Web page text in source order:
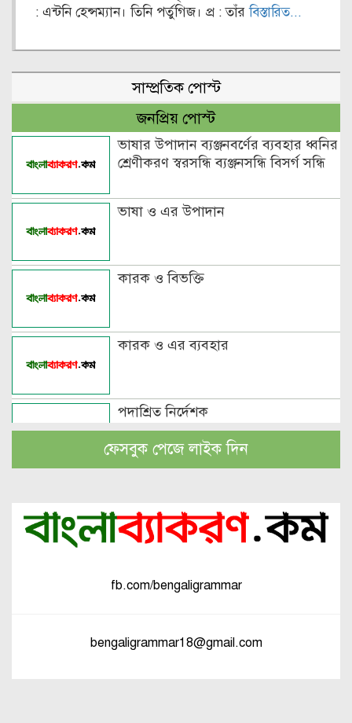
: এন্টনি হেন্সম্যান। তিনি পর্তুগিজ। প্র : তাঁরবিস্তারিত...
সাম্প্রতিক পোস্ট
জনপ্রিয় পোস্ট
ভাষার উপাদান ব্যঞ্জনবর্ণের ব্যবহার ধ্বনির
শ্রেণীকরণ স্বরসন্ধি ব্যঞ্জনসন্ধি বিসর্গ সন্ধি
ভাষা ও এর উপাদান
কারক ও বিভক্তি
কারক ও এর ব্যবহার
পদাশ্রিত নির্দেশক
পুরুষবাচক শব্দের শেষে প্রত্যয় যোগে লিঙ্গ
ফেসবুক পেজে লাইক দিন
fb.com/bengaligrammar
bengaligrammar18@gmail.com